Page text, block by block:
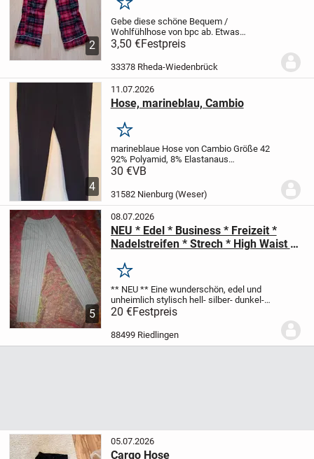
2
Merken
Gebe diese schöne Bequem /
Wohlfühlhose von bpc ab. Etwas
Waschpeeling ist vorhanden, ansonsten
ohne Mängel.
Kann in 33378 Wiedenbrück abgeholt
3,50 €Festpreis
33378 Rheda-Wiedenbrück
4
11.07.2026
Hose, marineblau, Cambio
Merken
marineblaue Hose von CambioGröße 42
92% Polyamid, 8% Elastanaus
Nichtraucherhaushalt
30 €VB
31582 Nienburg (Weser)
5
08.07.2026
NEU * Edel * Business * Freizeit *
Nadelstreifen * Strech * High Waist *
silber- dunkel- grau *
Merken
** NEU ** Eine wunderschön, edel und
unheimlich stylisch hell- silber- dunkel-
grau Steifen Business * Freizeit
High- Waist
Größe 36- 38/ S...
20 €Festpreis
88499 Riedlingen
05.07.2026
Cargo Hose